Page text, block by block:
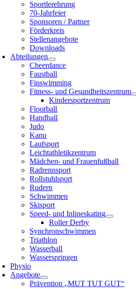
Sportlerehrung
70-Jahrfeier
Sponsoren / Partner
Förderkreis
Stellenangebote
Downloads
Abteilungen
Cheerdance
Faustball
Finswimming
Fitness- und Gesundheitszentrum
Kindersportzentrum
Floorball
Handball
Judo
Kanu
Laufsport
Leichtathletikzentrum
Mädchen- und Frauenfußball
Radrennsport
Rollstuhlsport
Rudern
Schwimmen
Skisport
Speed- und Inlineskating
Roller Derby
Synchronschwimmen
Triathlon
Wasserball
Wasserspringen
Physio
Angebote
Prävention „MUT TUT GUT“